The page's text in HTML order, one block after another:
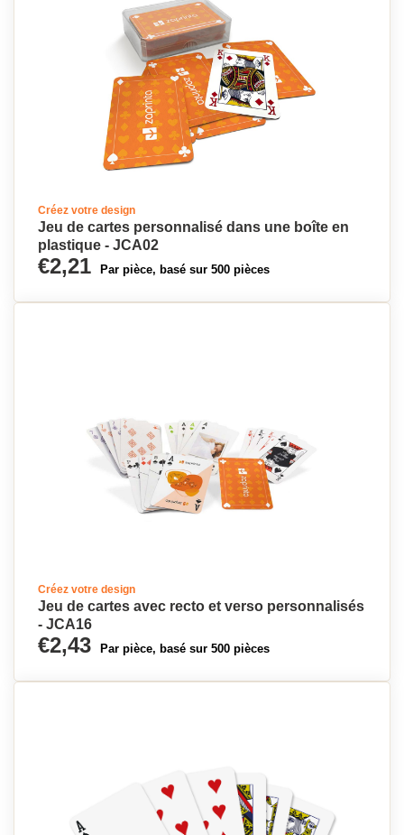
Créez votre design
Jeu de cartes personnalisé dans une boîte en
plastique - JCA02
€2,21 Par pièce, basé sur 500 pièces
Créez votre design
Jeu de cartes avec recto et verso personnalisés
- JCA16
€2,43 Par pièce, basé sur 500 pièces